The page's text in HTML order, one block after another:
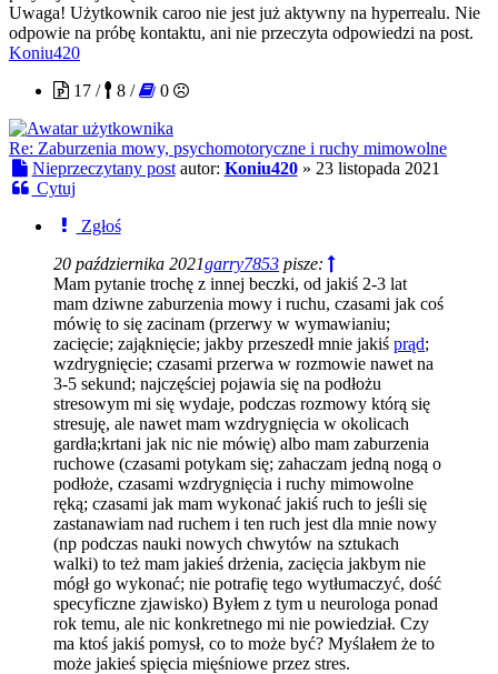
Uwaga! Użytkownik caroo nie jest już aktywny na hyperrealu. Nie
odpowie na próbę kontaktu, ani nie przeczyta odpowiedzi na post.
Koniu420
17 /
8 / 0
Re: Zaburzenia mowy, psychomotoryczne i ruchy mimowolne
Nieprzeczytany post autor: Koniu420» 23 listopada 2021
Cytuj
Zgłoś
20 października 2021garry7853 pisze:
Mam pytanie trochę z innej beczki, od jakiś 2-3 lat
mam dziwne zaburzenia mowy i ruchu, czasami jak coś
mówię to się zacinam (przerwy w wymawianiu;
zacięcie; zająknięcie; jakby przeszedł mnie jakiś prąd;
wzdrygnięcie; czasami przerwa w rozmowie nawet na
3-5 sekund; najczęściej pojawia się na podłożu
stresowym mi się wydaje, podczas rozmowy którą się
stresuję, ale nawet mam wzdrygnięcia w okolicach
gardła;krtani jak nic nie mówię) albo mam zaburzenia
ruchowe (czasami potykam się; zahaczam jedną nogą o
podłoże, czasami wzdrygnięcia i ruchy mimowolne
ręką; czasami jak mam wykonać jakiś ruch to jeśli się
zastanawiam nad ruchem i ten ruch jest dla mnie nowy
(np podczas nauki nowych chwytów na sztukach
walki) to też mam jakieś drżenia, zacięcia jakbym nie
mógł go wykonać; nie potrafię tego wytłumaczyć, dość
specyficzne zjawisko) Byłem z tym u neurologa ponad
rok temu, ale nic konkretnego mi nie powiedział. Czy
ma ktoś jakiś pomysł, co to może być? Myślałem że to
może jakieś spięcia mięśniowe przez stres.